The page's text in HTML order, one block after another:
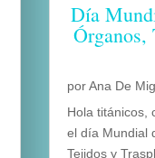
Día
Órganos,
porAna De
Hola titánicos,
el día Mundial
Tejidos y